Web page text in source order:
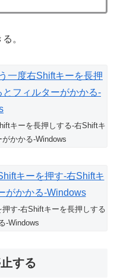
。
キーを長押しする-右Shiftキ
かかる-Windows
す-右Shiftキーを長押しする
-Windows
する